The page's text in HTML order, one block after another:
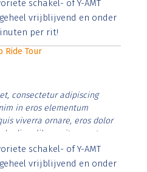
risus tristique posuere.
schakel- of Y-AMT
vrijblijvend en onder
per rit!
Ride Tour
consectetur adipiscing
in eros elementum
viverra ornare, eros dolor
diam libero vitae erat.
cursus id rutrum lorem
risus tristique posuere.
schakel- of Y-AMT
vrijblijvend en onder